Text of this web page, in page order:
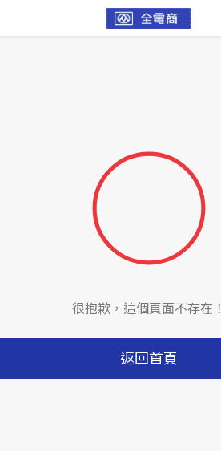
很抱歉，這個頁面不存在！
返回首頁